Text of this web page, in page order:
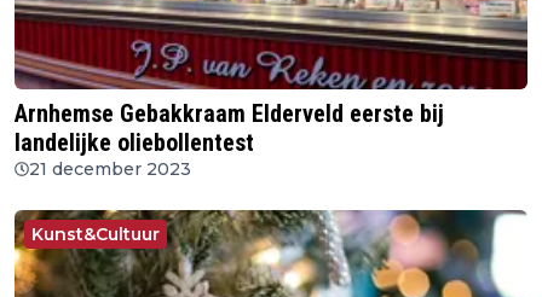
Arnhemse Gebakkraam Elderveld eerste bij
landelijke oliebollentest
21 december 2023
Kunst&Cultuur